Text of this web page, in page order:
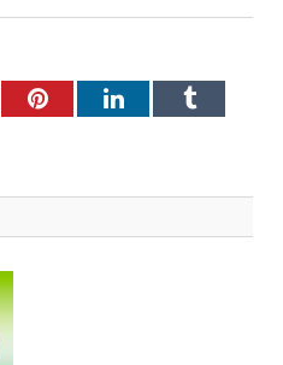
PinterestLinkedInTumblr